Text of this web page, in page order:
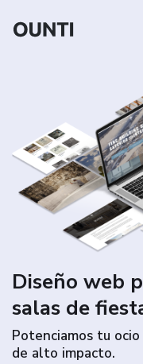
Diseño web
salas de
Potenciamos tu
de alto impacto.